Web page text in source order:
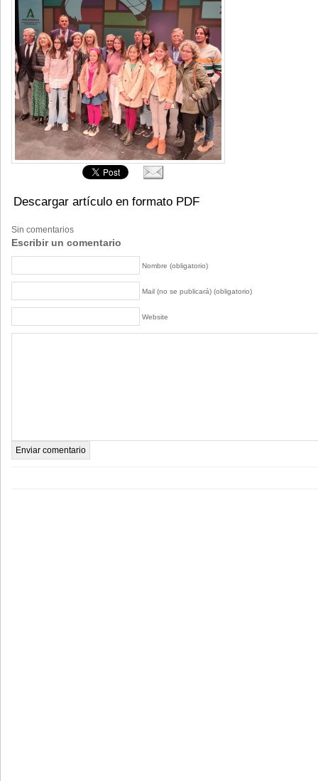
Descargar artículo en formato PDF
Sin comentarios
Escribir un comentario
Nombre (obligatorio)
Mail (no se publicará) (obligatorio)
Website